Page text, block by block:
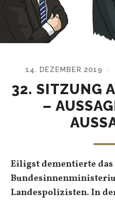
14. DEZEMBER 2019 /
32. SITZUNG
–
Eiligst dementierte das
Landespolizisten. In